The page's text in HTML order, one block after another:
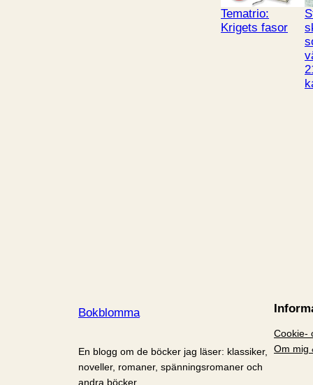
Tematrio:
Krigets fasor
Bokblomma
En blogg om de böcker jag läser: klassiker,
noveller, romaner, spänningsromaner och
andra böcker.
Cookie-
Om mig